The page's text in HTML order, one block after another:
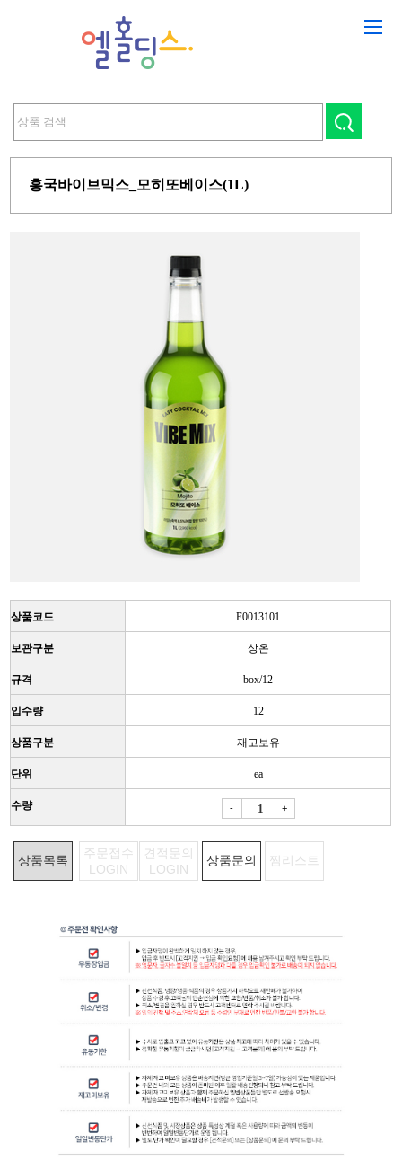
흥국바이브믹스_모히또베이스(1L)
상품코드 F0013101
보관구분 상온
규격 box/12
입수량 12
상품구분 재고보유
단위 ea
수량 - +
상품목록
주문접수
LOGIN
견적문의
LOGIN
상품문의 찜리스트